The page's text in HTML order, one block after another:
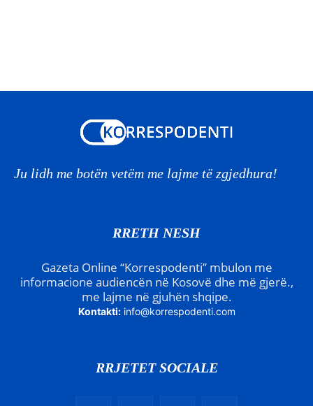
Ju lidh me botën vetëm me lajme të zgjedhura!
RRETH NESH
Gazeta Online “Korrespodenti” mbulon me
informacione audiencën në Kosovë dhe më gjerë.,
me lajme në gjuhën shqipe.
Kontakti: info@korrespodenti.com
RRJETET SOCIALE